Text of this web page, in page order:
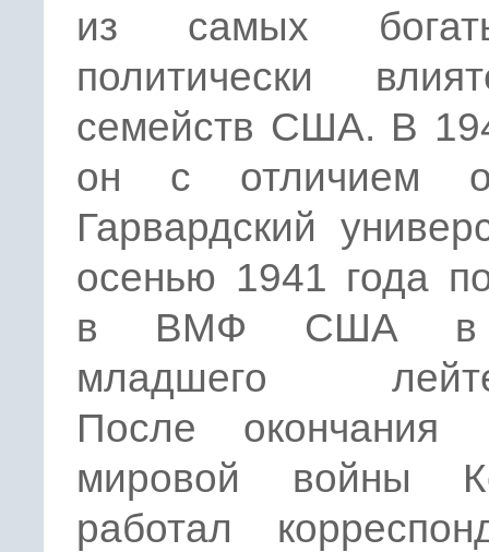
из самых
политически
семейств США. В
он с отличием
Гарвардский
осенью 1941 года
в ВМФ США в
младшего
После окончания
мировой войны
работал